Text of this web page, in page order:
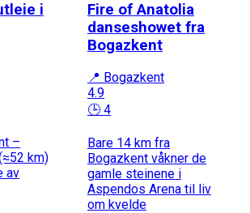
i
–
km)
av
Fire of Anatolia
danseshowet fra
Bogazkent
📍 Bogazkent
4.9
🕒 4
Bare 14 km fra
Bogazkent våkner de
gamle steinene i
Aspendos Arena til liv
om kvelde